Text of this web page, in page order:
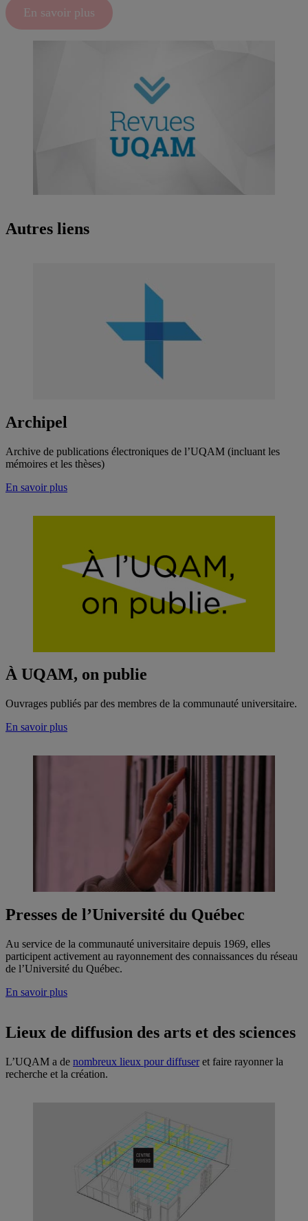
En savoir plus
Autres liens
Archipel
Archive de publications électroniques de l’UQAM (incluant les
mémoires et les thèses)
En savoir plus
À UQAM, on publie
Ouvrages publiés par des membres de la communauté universitaire.
En savoir plus
Presses de l’Université du Québec
Au service de la communauté universitaire depuis 1969, elles
participent activement au rayonnement des connaissances du réseau
de l’Université du Québec.
En savoir plus
Lieux de diffusion des arts et des sciences
L’UQAM a de nombreux lieux pour diffuseret faire rayonner la
recherche et la création.